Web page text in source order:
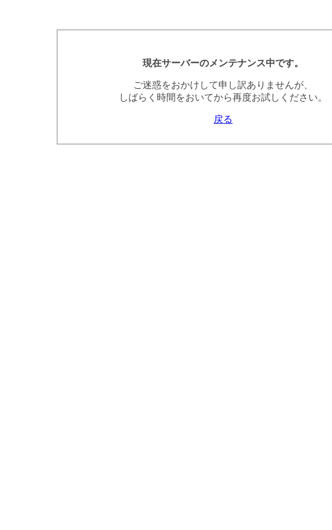
現在サーバーのメンテナンス中です。
ご迷惑をおかけして申し訳ありませんが、
しばらく時間をおいてから再度お試しください。
戻る